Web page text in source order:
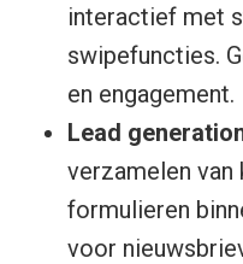
interactief met
swipefuncties.
en engagement.
Lead
verzamelen van
formulieren
voor